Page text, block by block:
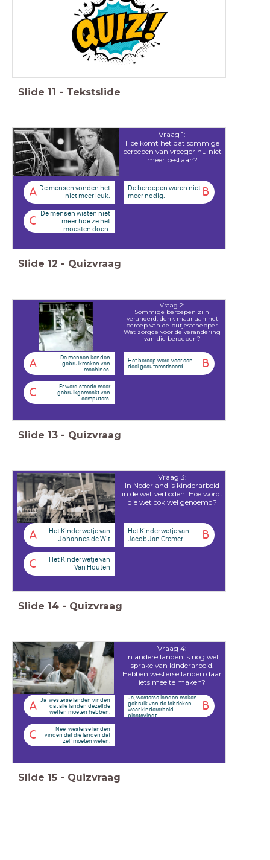
Slide 11 - Tekstslide
Vraag 1:
Hoe komt het dat sommige
beroepen van vroeger nu niet
meer bestaan?
A De mensen vonden het
niet meer leuk.
B
De beroepen waren niet
meer nodig.
C
De mensen wisten niet
meer hoe ze het
moesten doen.
Slide 12 - Quizvraag
Vraag 2:
Sommige beroepen zijn
veranderd, denk maar aan het
beroep van de putjesschepper.
Wat zorgde voor de verandering
van die beroepen?
A
De mensen konden
gebruikmaken van
machines.
B
Het beroep werd voor een
deel geautomatiseerd.
C
Er werd steeds meer
gebruikgemaakt van
computers.
Slide 13 - Quizvraag
Vraag 3:
In Nederland is kinderarbeid
in de wet verboden. Hoe wordt
die wet ook wel genoemd?
A
Het Kinderwetje van
Johannes de Wit
B
Het Kinderwetje van
Jacob Jan Cremer
C
Het Kinderwetje van
Van Houten
Slide 14 - Quizvraag
Vraag 4:
In andere landen is nog wel
sprake van kinderarbeid.
Hebben westerse landen daar
iets mee te maken?
A
Ja, westerse landen vinden
dat alle landen dezelfde
wetten moeten hebben.
B
Ja, westerse landen maken
gebruik van de fabrieken
waar kinderarbeid
plaatsvindt.
C
Nee, westerse landen
vinden dat die landen dat
zelf moeten weten.
Slide 15 - Quizvraag